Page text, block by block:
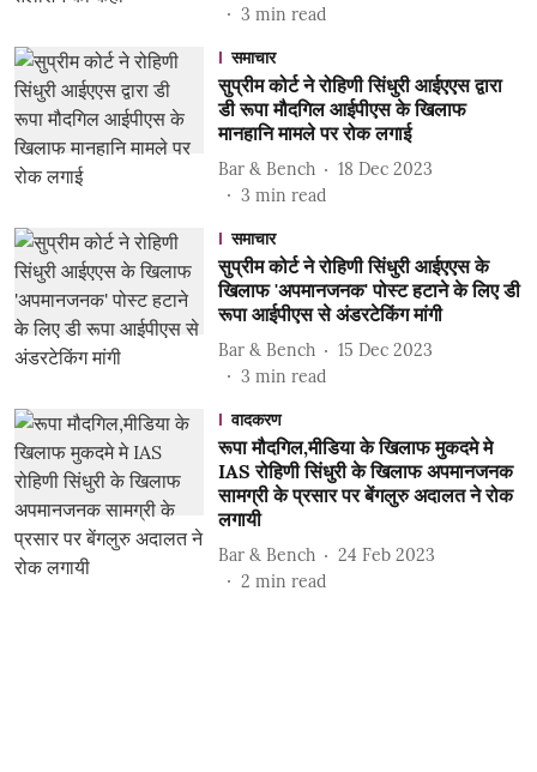
3 min read
समाचार
सुप्रीम कोर्ट ने रोहिणी सिंधुरी आईएएस द्वारा
डी रूपा मौदगिल आईपीएस के खिलाफ
मानहानि मामले पर रोक लगाई
Bar & Bench
18 Dec 2023
3 min read
समाचार
सुप्रीम कोर्ट ने रोहिणी सिंधुरी आईएएस के
खिलाफ 'अपमानजनक' पोस्ट हटाने के लिए डी
रूपा आईपीएस से अंडरटेकिंग मांगी
Bar & Bench
15 Dec 2023
3 min read
वादकरण
रूपा मौदगिल,मीडिया के खिलाफ मुकदमे मे
IAS रोहिणी सिंधुरी के खिलाफ अपमानजनक
सामग्री के प्रसार पर बेंगलुरु अदालत ने रोक
लगायी
Bar & Bench
24 Feb 2023
2 min read